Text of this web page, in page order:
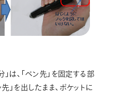
」は、「ペン先」を固定する部
」を出したまま、ポケットに